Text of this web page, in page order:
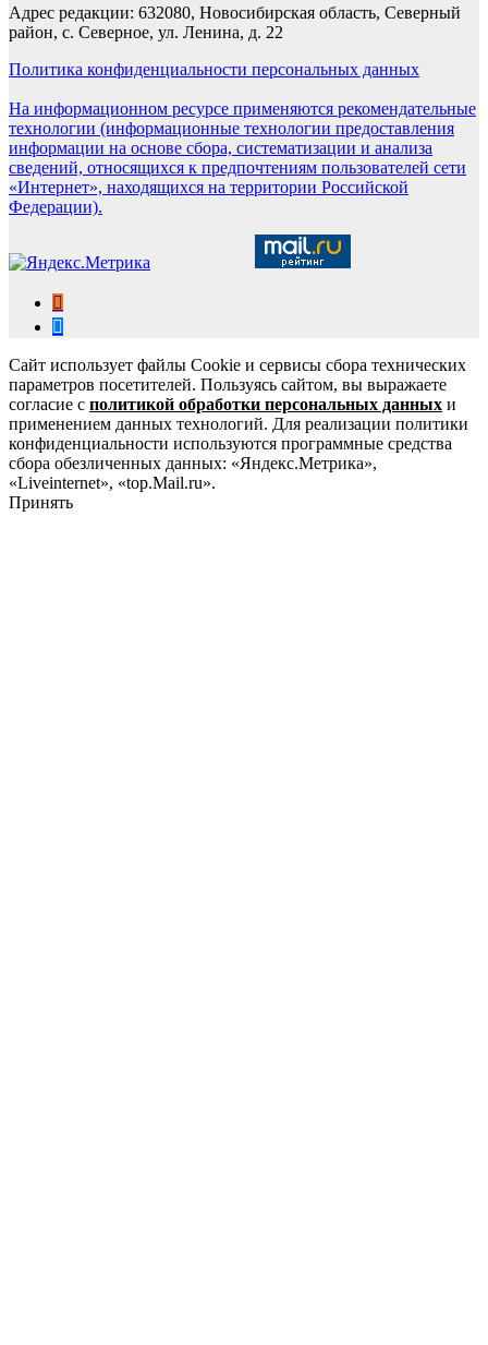
Адрес редакции: 632080, Новосибирская область, Северный
район, с. Северное, ул. Ленина, д. 22
Политика конфиденциальности персональных данных
На информационном ресурсе применяются рекомендательные
технологии (информационные технологии предоставления
информации на основе сбора, систематизации и анализа
сведений, относящихся к предпочтениям пользователей сети
«Интернет», находящихся на территории Российской
Федерации).
Сайт использует файлы Cookie и сервисы сбора технических
параметров посетителей. Пользуясь сайтом, вы выражаете
согласие с политикой обработки персональных данных и
применением данных технологий. Для реализации политики
конфиденциальности используются программные средства
сбора обезличенных данных: «Яндекс.Метрика»,
«Liveinternet», «top.Mail.ru».
Принять